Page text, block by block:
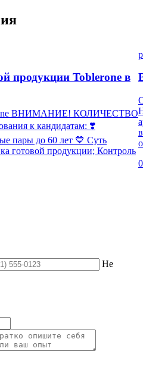
продукции Toblerone в
ВНИМАНИЕ! КОЛИЧЕСТВО
к кандидатам: ❣️
пары до 60 лет 💙 Суть
готовой продукции; Контроль
Не